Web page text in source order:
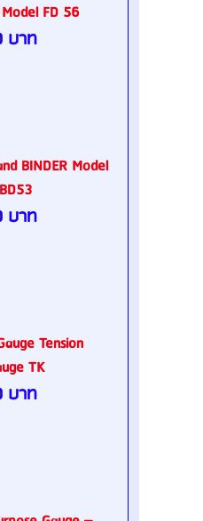
FD 56
บาท
BINDER Model
BD53
บาท
Tension
TK
บาท